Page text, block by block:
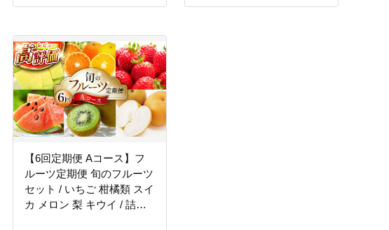
【6回定期便 Aコース】フ
ルーツ定期便 旬のフルーツ
セット / いちご 柑橘類 スイ
カ メロン 梨 キウイ / 詰め